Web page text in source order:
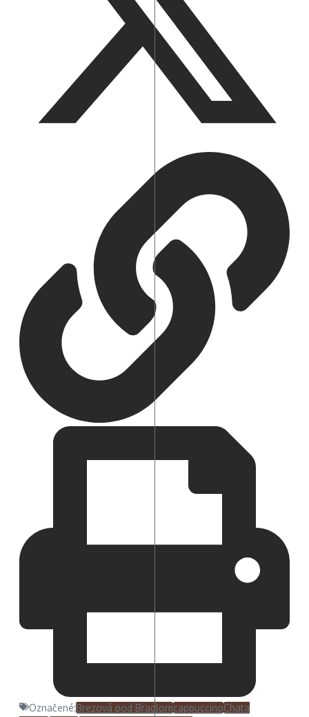
Označené:Brezová pod BradlomcappuccinoChata